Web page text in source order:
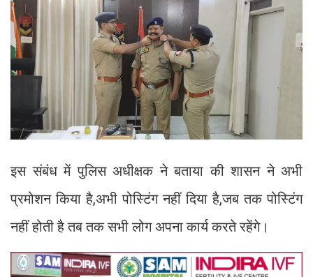
इस संबंध में पुलिस अधीक्षक ने बताया की शासन ने अभी
प्रमोशन किया है,अभी पोस्टिंग नहीं दिया है,जब तक पोस्टिंग
नहीं होती है तब तक सभी लोग अपना कार्य करते रहेंगे।